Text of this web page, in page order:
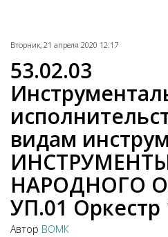
Вторник, 21 апреля 2020 12:17
53.02.03
видам
НАРОДНОГО
УП.01 Оркестр
Автор ВОМК